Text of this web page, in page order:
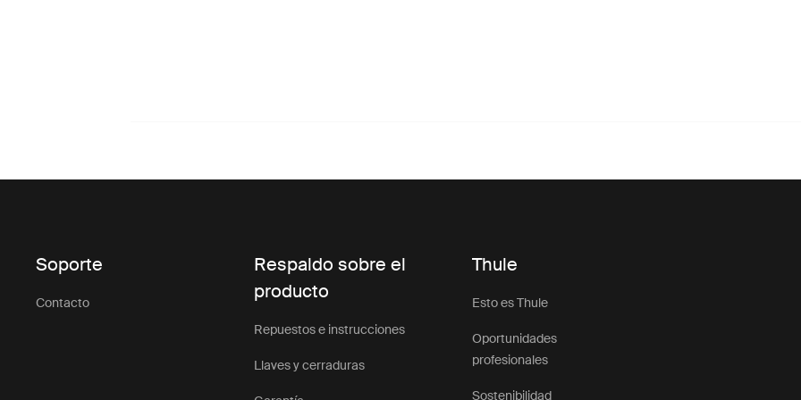
Soporte
Contacto
Respaldo sobre el
producto
Repuestos e instrucciones
Llaves y cerraduras
Thule
Esto es Thule
Oportunidades
profesionales
Sostenibilidad